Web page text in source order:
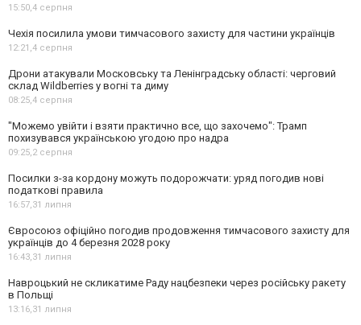
15:50,4 серпня
Чехія посилила умови тимчасового захисту для частини українців
12:21,4 серпня
Дрони атакували Московську та Ленінградську області: черговий
склад Wildberries у вогні та диму
08:25,4 серпня
"Можемо увійти і взяти практично все, що захочемо": Трамп
похизувався українською угодою про надра
09:25,2 серпня
Посилки з-за кордону можуть подорожчати: уряд погодив нові
податкові правила
16:57,31 липня
Євросоюз офіційно погодив продовження тимчасового захисту для
українців до 4 березня 2028 року
16:43,31 липня
Навроцький не скликатиме Раду нацбезпеки через російську ракету
в Польщі
13:16,31 липня